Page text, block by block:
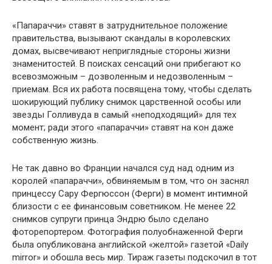
«Папараччи» ставят в затруднительное положение
правительства, вызывают скандалы в королевских
домах, высвечивают неприглядные стороны жизни
знаменитостей. В поисках сенсаций они прибегают ко
всевозможным – дозволенным и недозволенным –
приемам. Вся их работа посвящена тому, чтобы сделать
шокирующий публику снимок царственной особы или
звезды Голливуда в самый «неподходящий» для тех
момент; ради этого «папараччи» ставят на кон даже
собственную жизнь.
Не так давно во Франции начался суд над одним из
королей «папараччи», обвиняемым в том, что он заснял
принцессу Сару Фергюссон (Ферги) в момент интимной
близости с ее финансовым советником. Не менее 22
снимков супруги принца Эндрю было сделано
фоторепортером. Фотография полуобнаженной Ферги
была опубликована английской «желтой» газетой «Daily
mirror» и обошла весь мир. Тираж газеты подскочил в тот